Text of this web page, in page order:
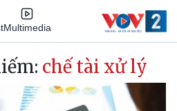
Multimedia
chế tài xử lý